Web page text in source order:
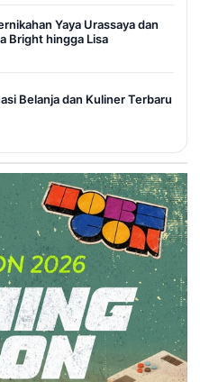
Yaya Urassaya dan
Bright hingga Lisa
Belanja dan Kuliner Terbaru